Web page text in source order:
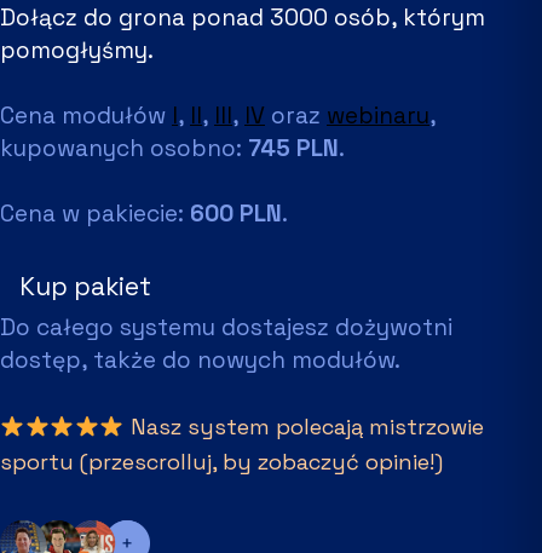
Dołącz do grona ponad 3000 osób, którym
pomogłyśmy.
Cena modułów I, II, III, IV oraz webinaru,
kupowanych osobno: 745 PLN.
Cena w pakiecie: 600 PLN.
Kup pakiet
Do całego systemu dostajesz dożywotni
dostęp, także do nowych modułów.
Nasz system polecają mistrzowie
sportu (przescrolluj, by zobaczyć opinie!)